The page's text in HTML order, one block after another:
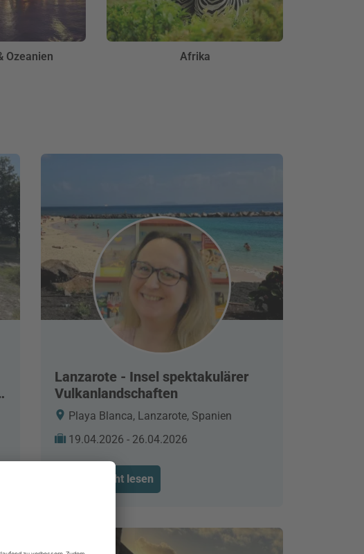
Ozeanien Afrika
Lanzarote - Insel spektakulärer
Vulkanlandschaften
Playa Blanca, Lanzarote, Spanien
19.04.2026 - 26.04.2026
Reisebericht lesen